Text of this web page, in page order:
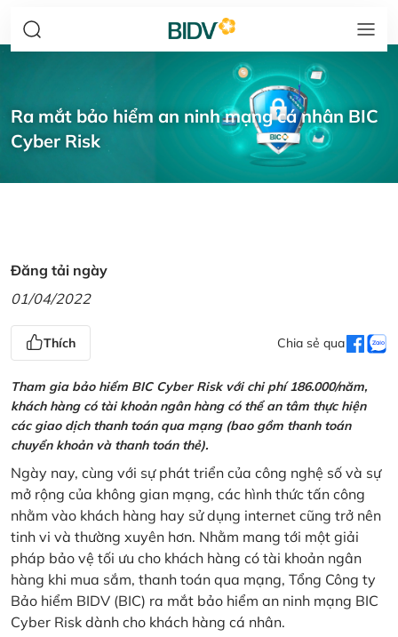
Ra mắt bảo hiểm an ninh mạng cá nhân BIC
Cyber Risk
Đăng tải ngày
01/04/2022
Thích Chia sẻ qua
Tham gia bảo hiểm BIC Cyber Risk với chi phí 186.000/năm,
khách hàng có tài khoản ngân hàng có thể an tâm thực hiện
các giao dịch thanh toán qua mạng (bao gồm thanh toán
chuyển khoản và thanh toán thẻ).
Ngày nay, cùng với sự phát triển của công nghệ số và sự
mở rộng của không gian mạng, các hình thức tấn công
nhằm vào khách hàng hay sử dụng internet cũng trở nên
tinh vi và thường xuyên hơn. Nhằm mang tới một giải
pháp bảo vệ tối ưu cho khách hàng có tài khoản ngân
hàng khi mua sắm, thanh toán qua mạng, Tổng Công ty
Bảo hiểm BIDV (BIC) ra mắt bảo hiểm an ninh mạng BIC
Cyber Risk dành cho khách hàng cá nhân.